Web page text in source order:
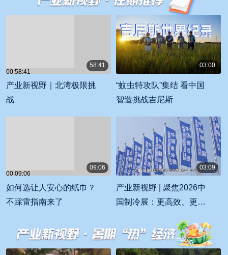
00:58:41
58:41
产业新视野｜北湾极限挑
战
03:00
“蚊虫特攻队”集结 看中国
智造挑战吉尼斯
00:09:06
09:06
如何选让人安心的纸巾？
不踩雷指南来了
03:09
产业新视野 | 聚焦2026中
国制冷展：更高效、更智
站式解决方案”